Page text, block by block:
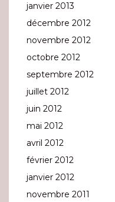
janvier 2013
décembre 2012
novembre 2012
octobre 2012
septembre 2012
juillet 2012
juin 2012
mai 2012
avril 2012
février 2012
janvier 2012
novembre 2011